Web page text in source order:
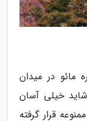
مائو در میدان
خیلی آسان
قرار گرفته